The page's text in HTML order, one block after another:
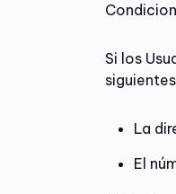
Si los
La
El